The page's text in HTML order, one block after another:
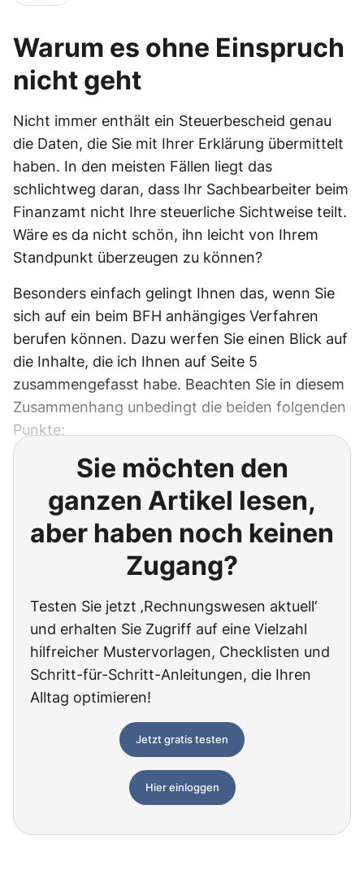
Warum es ohne Einspruch
nicht geht
Nicht immer enthält ein Steuerbescheid genau
die Daten, die Sie mit Ihrer Erklärung übermittelt
haben. In den meisten Fällen liegt das
schlichtweg daran, dass Ihr Sachbearbeiter beim
Finanzamt nicht Ihre steuerliche Sichtweise teilt.
Wäre es da nicht schön, ihn leicht von Ihrem
Standpunkt überzeugen zu können?
Besonders einfach gelingt Ihnen das, wenn Sie
sich auf ein beim BFH anhängiges Verfahren
berufen können. Dazu werfen Sie einen Blick auf
die Inhalte, die ich Ihnen auf Seite 5
zusammengefasst habe. Beachten Sie in diesem
Zusammenhang unbedingt die beiden folgenden
Punkte:
Sie möchten den
ganzen Artikel lesen,
aber haben noch keinen
Zugang?
Testen Sie jetzt ‚Rechnungswesen aktuell‘
und erhalten Sie Zugriff auf eine Vielzahl
hilfreicher Mustervorlagen, Checklisten und
Schritt-für-Schritt-Anleitungen, die Ihren
Alltag optimieren!
Jetzt gratis testen
Hier einloggen